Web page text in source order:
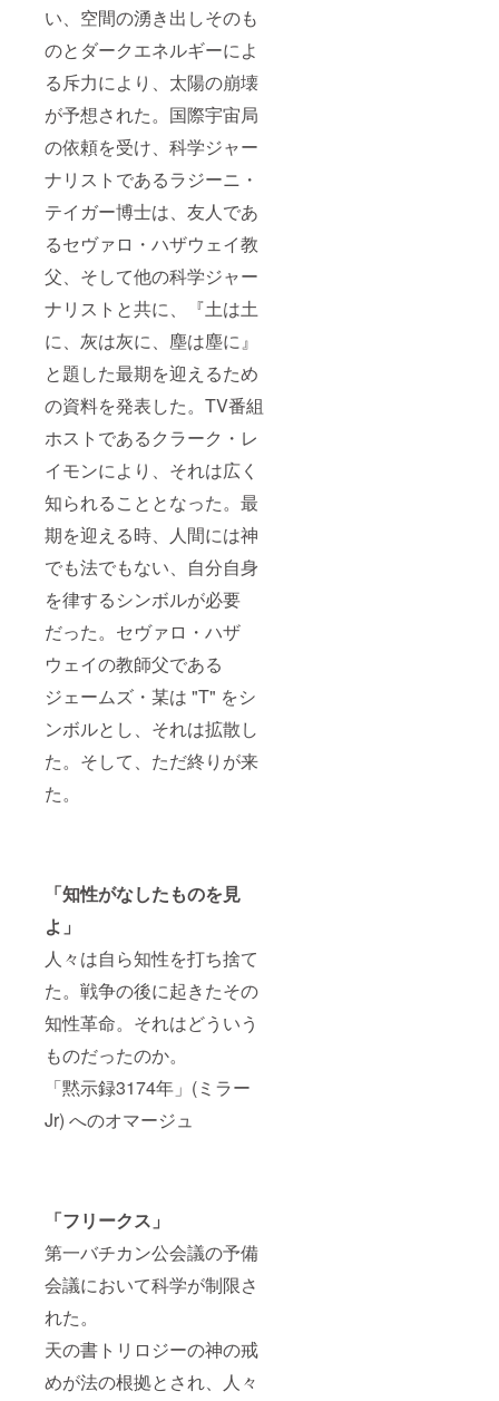
い、空間の湧き出しそのも
のとダークエネルギーによ
る斥力により、太陽の崩壊
が予想された。国際宇宙局
の依頼を受け、科学ジャー
ナリストであるラジーニ・
テイガー博士は、友人であ
るセヴァロ・ハザウェイ教
父、そして他の科学ジャー
ナリストと共に、『土は土
に、灰は灰に、塵は塵に』
と題した最期を迎えるため
の資料を発表した。TV番組
ホストであるクラーク・レ
イモンにより、それは広く
知られることとなった。最
期を迎える時、人間には神
でも法でもない、自分自身
を律するシンボルが必要
だった。セヴァロ・ハザ
ウェイの教師父である
ジェームズ・某は "T" をシ
ンボルとし、それは拡散し
た。そして、ただ終りが来
た。
「知性がなしたものを見
よ」
人々は自ら知性を打ち捨て
た。戦争の後に起きたその
知性革命。それはどういう
ものだったのか。
「黙示録3174年」(ミラー
Jr) へのオマージュ
「フリークス」
第一バチカン公会議の予備
会議において科学が制限さ
れた。
天の書トリロジーの神の戒
めが法の根拠とされ、人々